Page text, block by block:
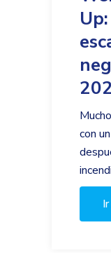
con